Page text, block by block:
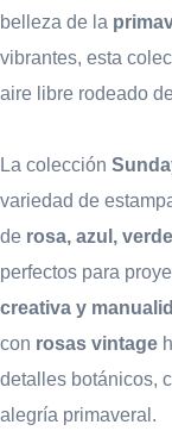
belleza de la
vibrantes, esta
aire libre rodeado
La colección
variedad de
de rosa, azul,
perfectos para
creativa y
con rosas vintage
detalles botánicos,
alegría primaveral.